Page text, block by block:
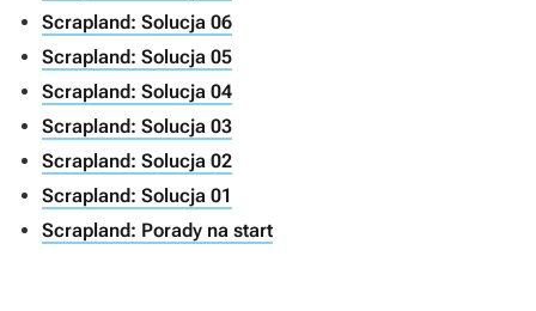
Scrapland: Solucja 06
Scrapland: Solucja 05
Scrapland: Solucja 04
Scrapland: Solucja 03
Scrapland: Solucja 02
Scrapland: Solucja 01
Scrapland: Porady na start